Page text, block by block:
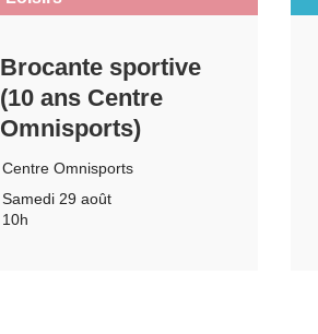
Brocante sportive
(10 ans Centre
Omnisports)
Centre Omnisports
Samedi 29 août
10h